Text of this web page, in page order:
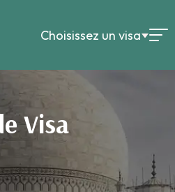
Choisissez un visa
Visa